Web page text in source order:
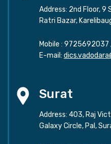
Address: 2nd Floor, 9
Ratri Bazar,
Mobile : 9725692037
E-mail:
Surat
Address: 403, Raj
Galaxy Circle, Pal,